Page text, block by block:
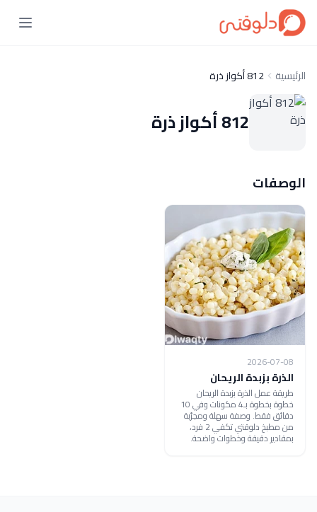
الرئيسية 812 أكواز ذرة
812 أكواز ذرة
الوصفات
2026-07-08
الذرة بزبدة الريحان
طريقة عمل الذرة بزبدة الريحان
خطوة بخطوة بـ4 مكونات وفي 10
دقائق فقط. وصفة سهلة ومجرّبة
من مطبخ دلوقتي تكفي 2 فرد،
بمقادير دقيقة وخطوات واضحة.